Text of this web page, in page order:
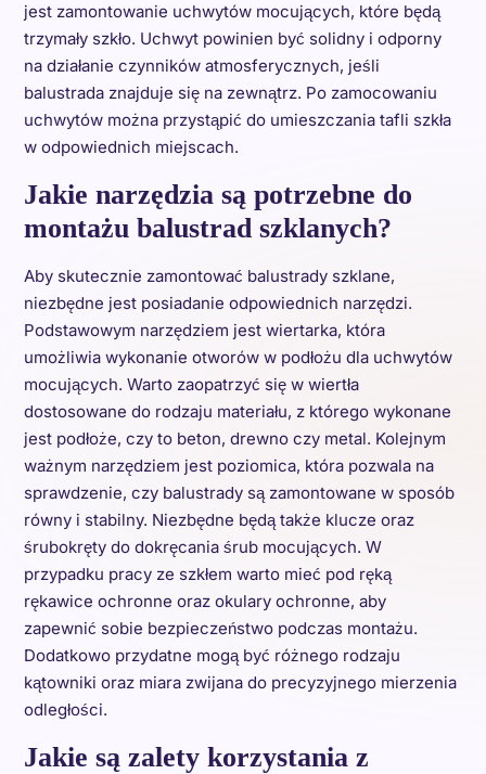
jest zamontowanie uchwytów mocujących, które będą
trzymały szkło. Uchwyt powinien być solidny i odporny
na działanie czynników atmosferycznych, jeśli
balustrada znajduje się na zewnątrz. Po zamocowaniu
uchwytów można przystąpić do umieszczania tafli szkła
w odpowiednich miejscach.
Jakie narzędzia są potrzebne do
montażu balustrad szklanych?
Aby skutecznie zamontować balustrady szklane,
niezbędne jest posiadanie odpowiednich narzędzi.
Podstawowym narzędziem jest wiertarka, która
umożliwia wykonanie otworów w podłożu dla uchwytów
mocujących. Warto zaopatrzyć się w wiertła
dostosowane do rodzaju materiału, z którego wykonane
jest podłoże, czy to beton, drewno czy metal. Kolejnym
ważnym narzędziem jest poziomica, która pozwala na
sprawdzenie, czy balustrady są zamontowane w sposób
równy i stabilny. Niezbędne będą także klucze oraz
śrubokręty do dokręcania śrub mocujących. W
przypadku pracy ze szkłem warto mieć pod ręką
rękawice ochronne oraz okulary ochronne, aby
zapewnić sobie bezpieczeństwo podczas montażu.
Dodatkowo przydatne mogą być różnego rodzaju
kątowniki oraz miara zwijana do precyzyjnego mierzenia
odległości.
Jakie są zalety korzystania z